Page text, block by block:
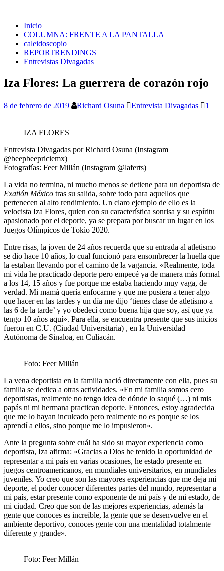
Inicio
COLUMNA: FRENTE A LA PANTALLA
caleidoscopio
REPORTRENDINGS
Entrevistas Divagadas
Iza Flores: La guerrera de corazón rojo
8 de febrero de 2019 Richard Osuna Entrevista Divagadas 1
IZA FLORES
Entrevista Divagadas por Richard Osuna (Instagram
@beepbeepriciemx)
Fotografías: Feer Millán (Instagram @laferts)
La vida no termina, ni mucho menos se detiene para un deportista de
Exatlón México tras su salida, sobre todo para aquellos que
pertenecen al alto rendimiento. Un claro ejemplo de ello es la
velocista Iza Flores, quien con su característica sonrisa y su espíritu
apasionado por el deporte, ya se prepara por buscar un lugar en los
Juegos Olímpicos de Tokio 2020.
Entre risas, la joven de 24 años recuerda que su entrada al atletismo
se dio hace 10 años, lo cual funcionó para ensombrecer la huella que
la estaban llevando por el camino de la vagancia. «Realmente, toda
mi vida he practicado deporte pero empecé ya de manera más formal
a los 14, 15 años y fue porque me estaba haciendo muy vaga, de
verdad. Mi mamá quería enfocarme y que me pusiera a tener algo
que hacer en las tardes y un día me dijo ‘tienes clase de atletismo a
las 6 de la tarde’ y yo obedecí como buena hija que soy, así que ya
tengo 10 años aquí». Para ella, se encuentra presente que sus inicios
fueron en C.U. (Ciudad Universitaria) , en la Universidad
Autónoma de Sinaloa, en Culiacán.
Foto: Feer Millán
La vena deportista en la familia nació directamente con ella, pues su
familia se dedica a otras actividades. «En mi familia somos cero
deportistas, realmente no tengo idea de dónde lo saqué (…) ni mis
papás ni mi hermana practican deporte. Entonces, estoy agradecida
que me lo hayan inculcado pero realmente no es porque se los
aprendí a ellos, sino porque me lo impusieron».
Ante la pregunta sobre cuál ha sido su mayor experiencia como
deportista, Iza afirma: «Gracias a Dios he tenido la oportunidad de
representar a mi país en varias ocasiones, he estado presente en
juegos centroamericanos, en mundiales universitarios, en mundiales
juveniles. Yo creo que son las mayores experiencias que me deja mi
deporte, el poder conocer diferentes partes del mundo, representar a
mi país, estar presente como exponente de mi país y de mi estado, de
mi ciudad. Creo que son de las mejores experiencias, además la
gente que conoces es increíble, la gente que se desenvuelve en el
ambiente deportivo, conoces gente con una mentalidad totalmente
diferente y grande».
Foto: Feer Millán